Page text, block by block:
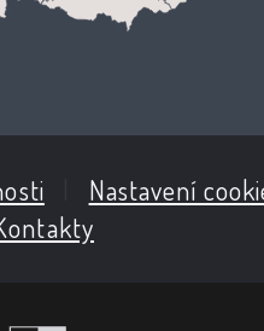
Nastavení